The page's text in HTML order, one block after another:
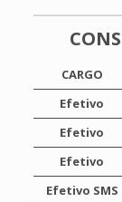
CARGO
Efetivo
Efetivo
Efetivo
Efetivo SMS